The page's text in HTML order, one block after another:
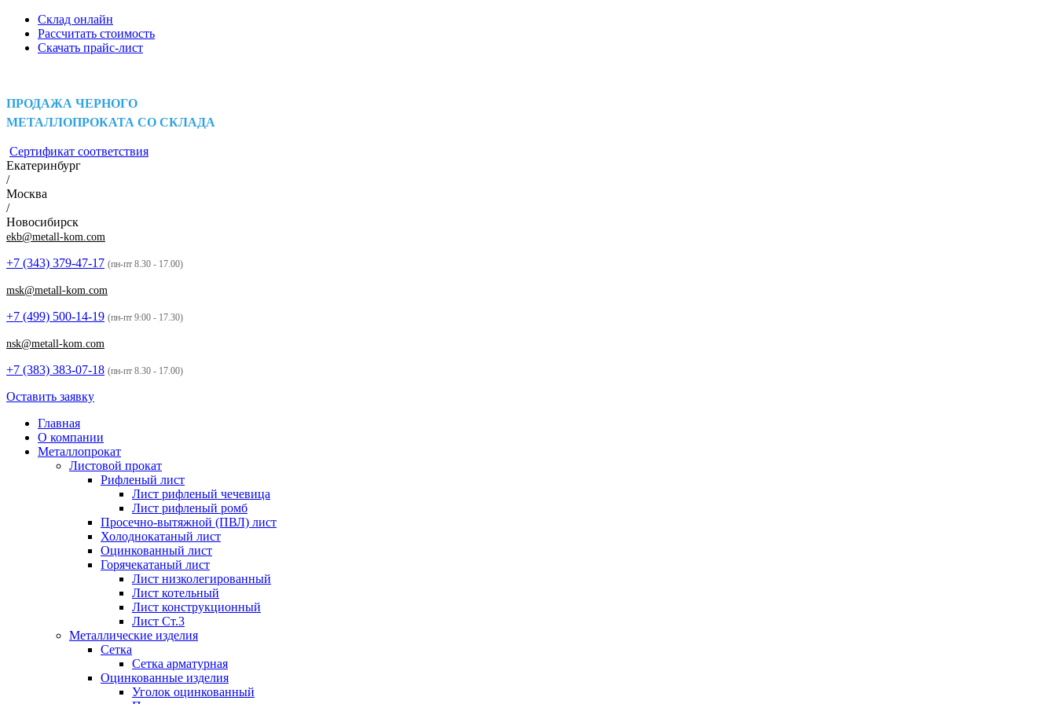
Склад онлайн
Рассчитать стоимость
Скачать прайс-лист
ПРОДАЖА ЧЕРНОГО
МЕТАЛЛОПРОКАТА СО СКЛАДА
Сертификат соответствия
Екатеринбург
/
Москва
/
Новосибирск
ekb@metall-kom.com
+7 (343) 379-47-17 (пн-пт 8.30 - 17.00)
msk@metall-kom.com
+7 (499) 500-14-19 (пн-пт 9:00 - 17.30)
nsk@metall-kom.com
+7 (383) 383-07-18 (пн-пт 8.30 - 17.00)
Оставить заявку
Главная
О компании
Металлопрокат
Листовой прокат
Рифленый лист
Лист рифленый чечевица
Лист рифленый ромб
Просечно-вытяжной (ПВЛ) лист
Холоднокатаный лист
Оцинкованный лист
Горячекатаный лист
Лист низколегированный
Лист котельный
Лист конструкционный
Лист Ст.3
Металлические изделия
Сетка
Сетка арматурная
Оцинкованные изделия
Уголок оцинкованный